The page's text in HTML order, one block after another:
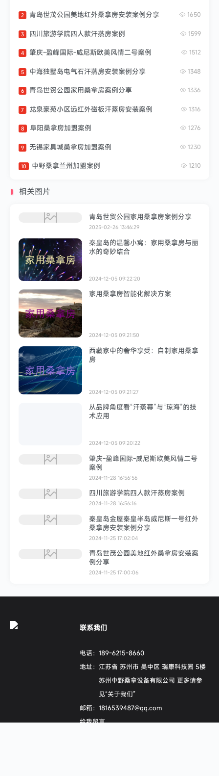
描述：准备工作：在安装开始之前，我们对
拿房的尺寸和设计符合客户需求和现场条
安排专业团队将其运输至秦皇岛金屋秦皇半
和团队进行搬运，以确保桑拿房安全到达安
装位置。组装结构：一旦桑拿房运抵现场，
和说明书，我们逐步搭建桑拿房的框架和墙
2 青岛世茂公园美地红外桑拿房安装案例分享 1650
3 四川旅游学院四人款汗蒸房案例 1599
4 肇庆-盈峰国际-威尼斯欧美风情二号案例 1512
5 中海独墅岛电气石汗蒸房安装案例分享 1348
6 青岛世贸公园家用桑拿房案例分享 1336
7 龙泉豪苑小区远红外磁板汗蒸房安装案例 1316
8 阜阳桑拿房加盟案例 1276
9 无锡家具城桑拿房加盟案例 1230
10 中野桑拿兰州加盟案例 1210
相关图片
青岛世贸公园家用桑拿房案例分享
2025-02-26 13:46:29
秦皇岛的温馨小窝：家用桑拿房与丽
水的奇妙结合
2024-12-05 09:22:20
家用桑拿房智能化解决方案
2024-12-05 09:21:50
西藏家中的奢华享受：自制家用桑拿
房
2024-12-05 09:21:27
从品牌角度看“汗蒸幕”与“琼海”的技
术应用
2024-12-05 09:20:22
肇庆-盈峰国际-威尼斯欧美风情二号
案例
2024-11-28 16:56:56
四川旅游学院四人款汗蒸房案例
2024-11-28 16:56:16
秦皇岛金屋秦皇半岛威尼斯一号红外
桑拿房安装案例分享
2024-11-25 17:02:04
青岛世茂公园美地红外桑拿房安装案
例分享
2024-11-25 17:00:06
联系我们
电话： 189-6215-8660
地址： 江苏省 苏州市 吴中区 瑞康科技园 5楼
苏州中野桑拿设备有限公司 更多请参
见“关于我们”
邮箱： 1816539487@qq.com
给我留言